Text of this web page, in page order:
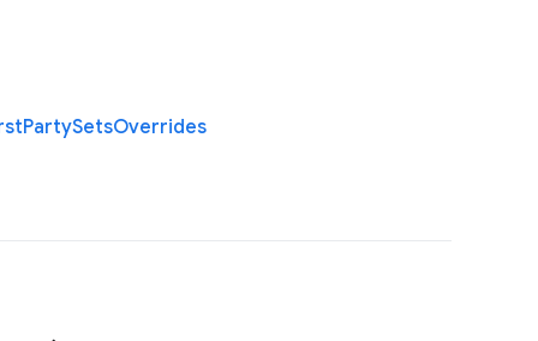
PartySetsOverrides